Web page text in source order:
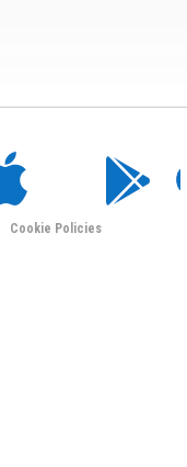
Cookie Policies